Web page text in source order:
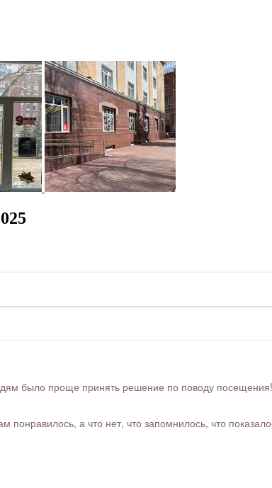
было проще принять решение по поводу посещения!
а что нет, что запомнилось, что